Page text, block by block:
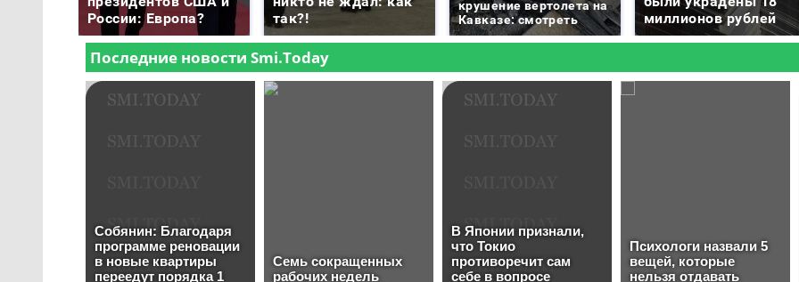
России: Европа?
так?!
крушение вертолета на
Кавказе: смотреть
миллионов рублей